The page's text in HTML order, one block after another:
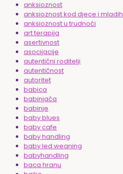
anksioznost
anksioznost kod djece i mladih
anksioznost u trudnoći
art terapija
asertivnost
asocijacije
autentični roditelji
autentičnost
autoritet
babica
babinjača
babinje
baby blues
baby cafe
baby handling
baby led weaning
babyhandling
baca hranu